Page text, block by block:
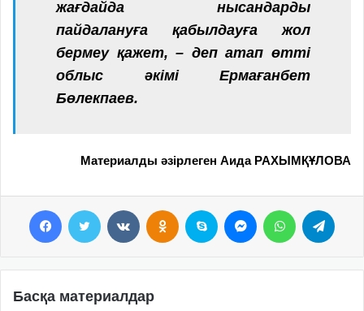
жағдайда нысандарды
пайдалануға қабылдауға жол
бермеу қажет, – деп атап өтті
облыс әкімі Ермағанбет
Бөлекпаев.
Материалды әзірлеген Аида РАХЫМҚҰЛОВА
Басқа материалдар